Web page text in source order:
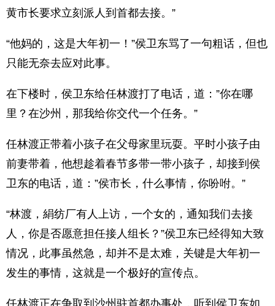
黄市长要求立刻派人到首都去接。”
“他妈的，这是大年初一！”侯卫东骂了一句粗话，但也
只能无奈去应对此事。
在下楼时，侯卫东给任林渡打了电话，道：”你在哪
里？在沙州，那我给你交代一个任务。”
任林渡正带着小孩子在父母家里玩耍。平时小孩子由
前妻带着，他想趁着春节多带一带小孩子，却接到侯
卫东的电话，道：”侯市长，什么事情，你吩咐。”
“林渡，絹纺厂有人上访，一个女的，通知我们去接
人，你是否愿意担任接人组长？”侯卫东已经得知大致
情况，此事虽然急，却并不是太难，关键是大年初一
发生的事情，这就是一个极好的宣传点。
任林渡正在争取到沙州驻首都办事处，听到侯卫东如